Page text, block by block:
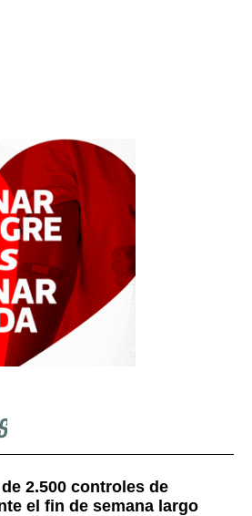
2.500 controles de
el fin de semana largo